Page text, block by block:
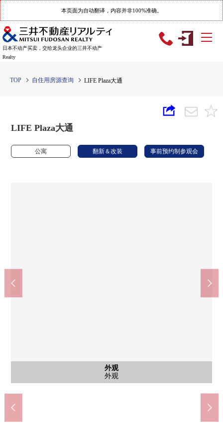
本页面为自动翻译，内容并非100%准确。
日本不动产买卖，交给龙头企业的三井不动产
Realty
TOP 自住用房源查询 LIFE Plaza大通
LIFE Plaza大通
公寓 翻新＆改装 事前预约制参观会
外观
外观
风景
来自南侧阳台的风景
客厅
客厅
客厅
客厅
客厅
为客厅最上階，天花板高高有开放感觉。
厨房
有厨房洗碗机。
洗脸
洗脸
公共汽车
有浴室浴室干燥暖气。
厕所
厕所
门口
门口
西式房间
约6.9张塌塌米西式房间
西式房间
约4.4张塌塌米西式房间
西式房间
约4.4张塌塌米西式房间
阳台
阳台
入口
入口
其他
其他当地
其他
邸宅名牌
停车场
停车场
共有部分
垃圾垃圾场
外观
外观
外观
外观
外观
外观
外观
外观
中央小学(约380m)
中央中学(约1300m)
MAXVALU北１条东店(约510m)
东光商店札幌工厂店(约760m)
札幌工厂(约740m)
naebosakura公园(约170m)
苗穗站前内科诊所(约510m)
札幌药妆店工厂店(约760m)
全家便利店札幌北１条东11丁目商店(约520m)
7-Eleven札幌北２条东8丁目商店(约550m)
札幌南一条东邮局(约650m)
北海道银行创造分店(约670m)